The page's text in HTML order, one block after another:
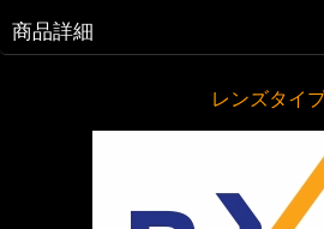
商品詳細
レンズタイ